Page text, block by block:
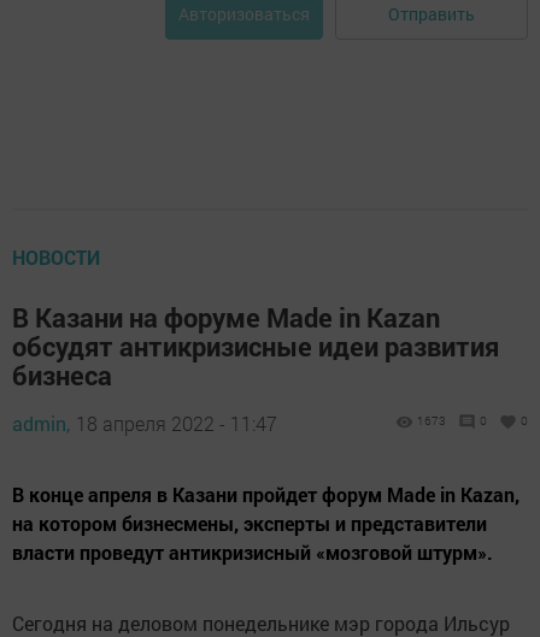
Авторизоваться Отправить
НОВОСТИ
В Казани на форуме Made in Kazan
обсудят антикризисные идеи развития
бизнеса
admin, 18 апреля 2022 - 11:47 1673 0 0
В конце апреля в Казани пройдет форум Made in Kazan,
на котором бизнесмены, эксперты и представители
власти проведут антикризисный «мозговой штурм».
Сегодня на деловом понедельнике мэр города Ильсур